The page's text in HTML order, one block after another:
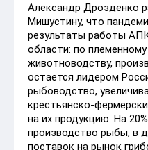
Александр Дрозденко
Мишустину, что
результаты работы
области: по
животноводству,
остается лидером
рыбоводство,
крестьянско-
на их продукцию. На
производство рыбы, в
поставок на рынок